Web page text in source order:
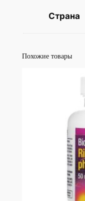
Страна
Похожие товары